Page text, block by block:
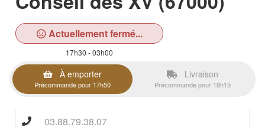
Actuellement fermé...
17h30 - 03h00
À emporter
Précommande pour 17h50
Livraison
Précommande pour 18h15
03.88.79.38.07